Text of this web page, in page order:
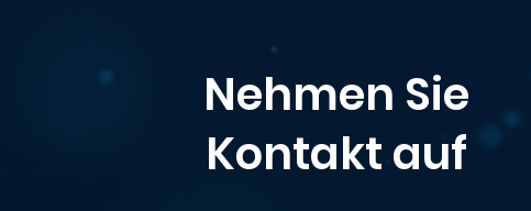
Nehmen Sie
Kontakt auf